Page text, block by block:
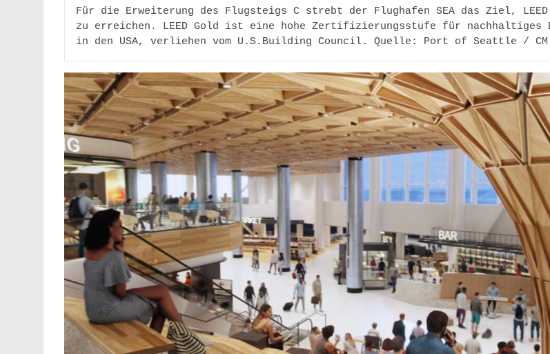
Für die Erweiterung des Flugsteigs C strebt der Flughafen SEA das Ziel,
zu erreichen. LEED Gold ist eine hohe Zertifizierungsstufe für nachhaltiges
in den USA, verliehen vom U.S.Building Council. Quelle: Port of Seattle / CM